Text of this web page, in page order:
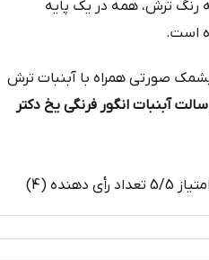
رنگ ترش، همه در یک پایه
است.
صورتی همراه با آبنبات ترش
سالت آبنبات انگور فرنگی یخ دکتر
دهنده (4)